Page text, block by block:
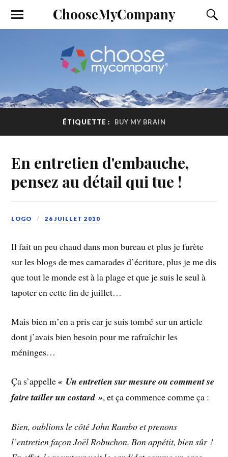
ChooseMyCompany
ÉTIQUETTE : BUY MY BRAIN
En entretien d'embauche,
pensez au détail qui tue !
LOGO 26 JUILLET 2010
Il fait un peu chaud dans mon bureau et plus je furète
sur les blogs de mes camarades d’écriture, plus je me dis
que tout le monde est à la plage et que je suis le seul à
tapoter en cette fin de juillet…
Mais bien m’en a pris car je suis tombé sur un article
dont j’avais bien besoin pour me rafraîchir les
méninges…
Ça s’appelle« Un entretien sur mesure ou comment se
faire tailler un costard », et ça commence comme ça :
Bien, oublions le côté John Rambo et prenons
l’entretien façon Joël Robuchon. Bon appétit, bien sûr !